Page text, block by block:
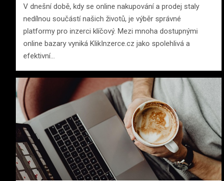
V dnešní době, kdy se online nakupování a prodej staly
nedílnou součástí našich životů, je výběr správné
platformy pro inzerci klíčový. Mezi mnoha dostupnými
online bazary vyniká KlikInzerce.cz jako spolehlivá a
efektivní…